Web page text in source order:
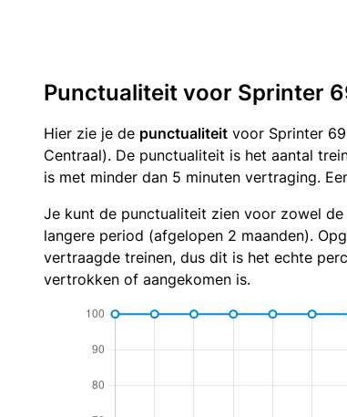
Punctualiteit voor Sprinter
Hier zie je de punctualiteit voor Sprinter
Centraal). De punctualiteit is het aantal
is met minder dan 5 minuten vertraging.
Je kunt de punctualiteit zien voor zowel
langere period (afgelopen 2 maanden).
vertraagde treinen, dus dit is het echte
vertrokken of aangekomen is.